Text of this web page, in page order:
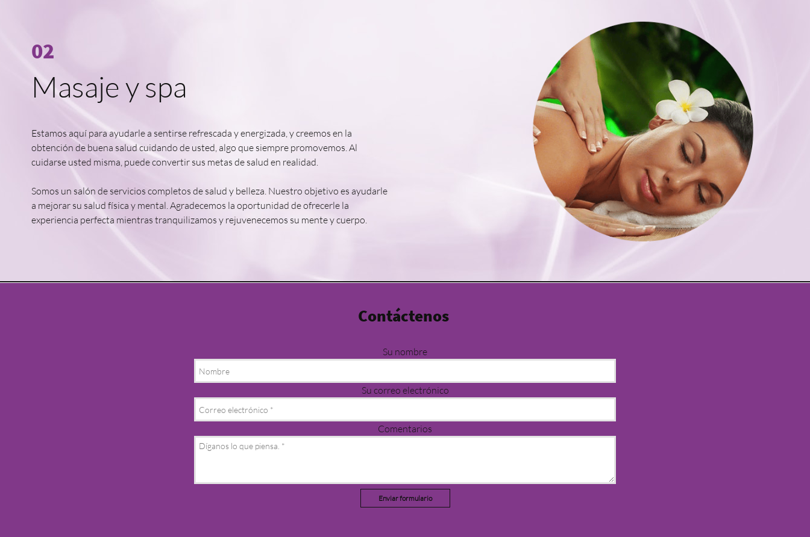
02
Masaje y spa
Estamos aquí para ayudarle a sentirse refrescada y energizada, y creemos en la
obtención de buena salud cuidando de usted, algo que siempre promovemos. Al
cuidarse usted misma, puede convertir sus metas de salud en realidad.
Somos un salón de servicios completos de salud y belleza. Nuestro objetivo es ayudarle
a mejorar su salud física y mental. Agradecemos la oportunidad de ofrecerle la
experiencia perfecta mientras tranquilizamos y rejuvenecemos su mente y cuerpo.
Contáctenos
Su nombre
Su correo electrónico
Comentarios
Enviar formulario